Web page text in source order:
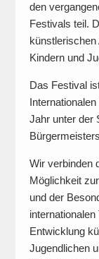
den
Festivals teil.
Kindern und
Das Festival
Jahr unter der
Wir verbinden
Möglichkeit
und der
Entwicklung
Jugendlichen